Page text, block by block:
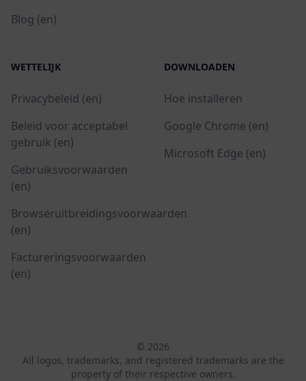
Blog (en)
WETTELIJK
Privacybeleid (en)
Beleid voor acceptabel
gebruik (en)
Gebruiksvoorwaarden
(en)
Browseruitbreidingsvoorwaarden
(en)
Factureringsvoorwaarden
(en)
DOWNLOADEN
Hoe installeren
Google Chrome (en)
Microsoft Edge (en)
© 2026
All logos, trademarks, and registered trademarks are the
property of their respective owners.